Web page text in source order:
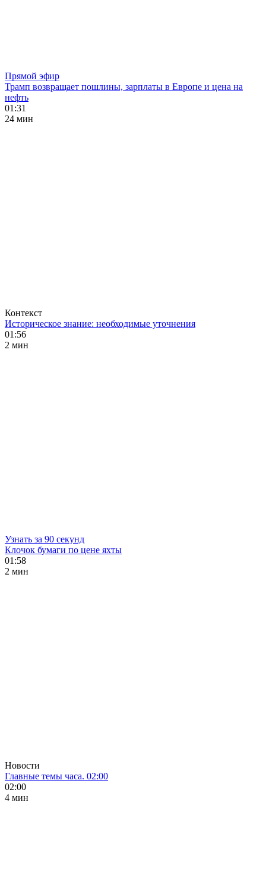
Прямой эфир
Трамп возвращает пошлины, зарплаты в Европе и цена на
нефть
01:31
24 мин
Контекст
Историческое знание: необходимые уточнения
01:56
2 мин
Узнать за 90 секунд
Клочок бумаги по цене яхты
01:58
2 мин
Новости
Главные темы часа. 02:00
02:00
4 мин